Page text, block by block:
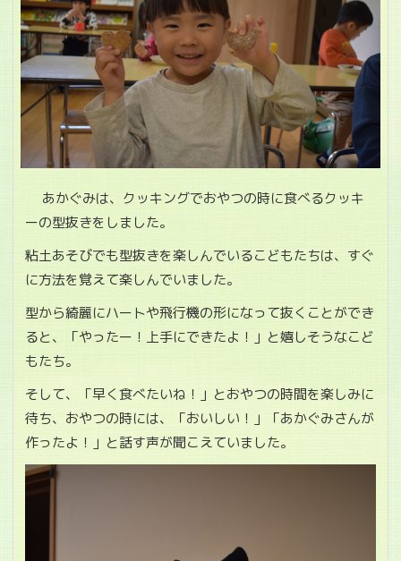
あかぐみは、クッキングでおやつの時に食べるクッキ
ーの型抜きをしました。
粘土あそびでも型抜きを楽しんでいるこどもたちは、すぐ
に方法を覚えて楽しんでいました。
型から綺麗にハートや飛行機の形になって抜くことができ
ると、「やったー！上手にできたよ！」と嬉しそうなこど
もたち。
そして、「早く食べたいね！」とおやつの時間を楽しみに
待ち、おやつの時には、「おいしい！」「あかぐみさんが
作ったよ！」と話す声が聞こえていました。